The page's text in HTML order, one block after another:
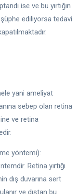
ise ve bu yırtığın
ediliyorsa tedavi
yani ameliyat
sebep olan retina
ve retina
yöntemi):
Retina yırtığı
dış duvarına sert
ve dıştan bu